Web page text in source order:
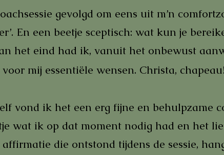
gevolgd om eens uit m’n
En een beetje sceptisch: wat kun je
het eind had ik, vanuit het onbewust
mij essentiële wensen. Christa, chapeau!
vond ik het een erg fijne en behulpzame
wat ik op dat moment nodig had en het
affirmatie die ontstond tijdens de sessie,